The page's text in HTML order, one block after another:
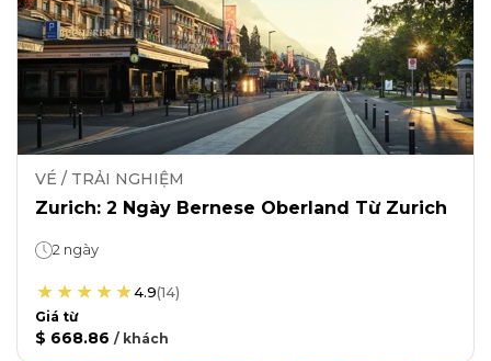
VÉ / TRẢI NGHIỆM
Zurich: 2 Ngày Bernese Oberland Từ Zurich
2 ngày
4.9(14)
Giá từ
$ 668.86 / khách